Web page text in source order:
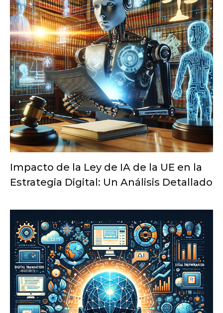
Impacto de la Ley de IA de la UE en la
Estrategia Digital: Un Análisis Detallado